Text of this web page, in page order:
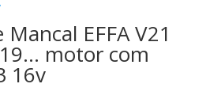
EFFA V21
motor com
16v